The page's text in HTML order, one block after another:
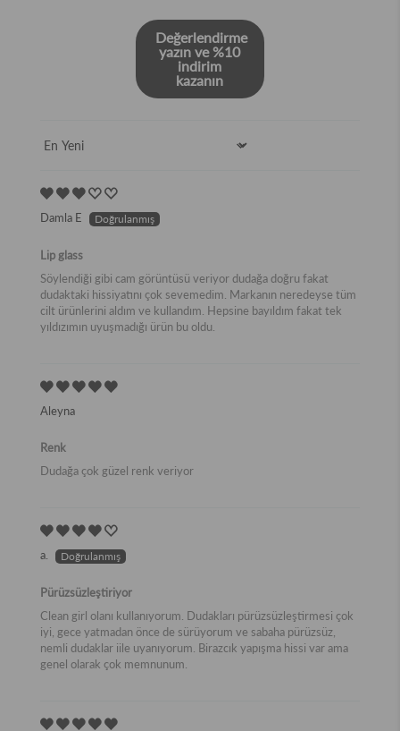
Değerlendirme
yazın ve %10
indirim
kazanın
Sort by
Damla E
Lip glass
Söylendiği gibi cam görüntüsü veriyor dudağa doğru fakat
dudaktaki hissiyatını çok sevemedim. Markanın neredeyse tüm
cilt ürünlerini aldım ve kullandım. Hepsine bayıldım fakat tek
yıldızımın uyuşmadığı ürün bu oldu.
Aleyna
Renk
Dudağa çok güzel renk veriyor
a.
Pürüzsüzleştiriyor
Clean girl olanı kullanıyorum. Dudakları pürüzsüzleştirmesi çok
iyi, gece yatmadan önce de sürüyorum ve sabaha pürüzsüz,
nemli dudaklar iile uyanıyorum. Birazcık yapışma hissi var ama
genel olarak çok memnunum.